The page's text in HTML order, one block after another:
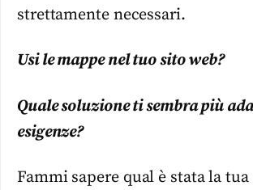
strettamente necessari.
Usi le mappe nel tuo sito web?
Quale soluzione ti sembra più
esigenze?
Fammi sapere qual è stata la tua